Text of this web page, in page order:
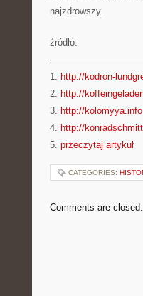
najzdrowszy.
źródło:
1. http://kodron-
2. http://
3. http://kolomyya.info
4. http://
5. przeczytaj artykuł
CATEGORIES:
Comments are closed.